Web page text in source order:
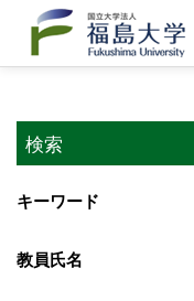
検索
キーワード
教員氏名